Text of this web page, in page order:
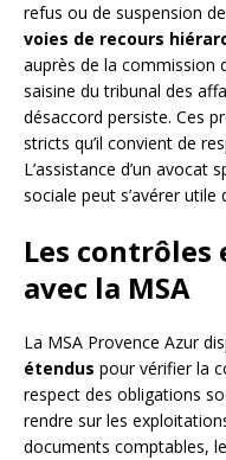
refus ou de suspension
voies de recours
auprès de la commission
saisine du tribunal des
désaccord persiste. Ces
stricts qu’il convient de
L’assistance d’un avocat
sociale peut s’avérer
Les
avec la MSA
La MSA Provence Azur
étendus pour vérifier la
respect des obligations
rendre sur les
documents comptables,